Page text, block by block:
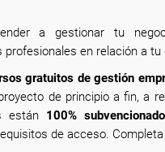
a gestionar tu
profesionales en relación a
gratuitos de gestión
de principio a fin, a
están 100%
de acceso.